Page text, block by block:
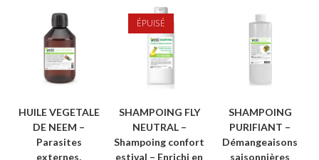
HUILE VEGETALE
DE NEEM –
Parasites
externes,
ÉPUISÉ
SHAMPOING FLY
NEUTRAL –
Shampoing confort
estival – Enrichi en
SHAMPOING
PURIFIANT –
Démangeaisons
saisonnières